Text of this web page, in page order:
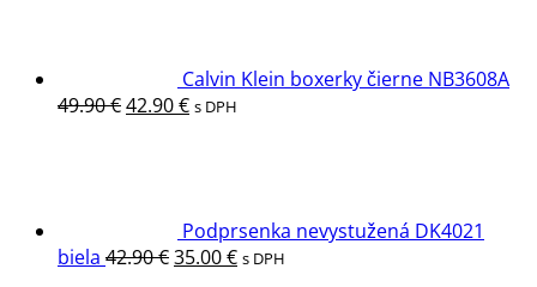
Calvin Klein boxerky čierne NB3608A
49.90€Pôvodná
42.90€Aktuálna
s DPH
Podprsenka nevystužená DK4021
biela 42.90€Pôvodná
35.00€Aktuálna
s DPH